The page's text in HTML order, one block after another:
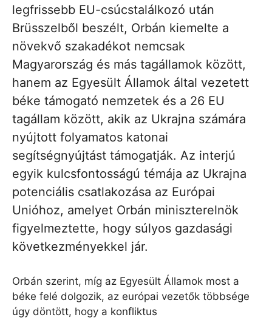
legfrissebb EU-csúcstalálkozó után
Brüsszelből beszélt, Orbán kiemelte a
növekvő szakadékot nemcsak
Magyarország és más tagállamok között,
hanem az Egyesült Államok által vezetett
béke támogató nemzetek és a 26 EU
tagállam között, akik az Ukrajna számára
nyújtott folyamatos katonai
segítségnyújtást támogatják. Az interjú
egyik kulcsfontosságú témája az Ukrajna
potenciális csatlakozása az Európai
Unióhoz, amelyet Orbán miniszterelnök
figyelmeztette, hogy súlyos gazdasági
következményekkel jár.
Orbán szerint, míg az Egyesült Államok most a
béke felé dolgozik, az európai vezetők többsége
úgy döntött, hogy a konfliktus